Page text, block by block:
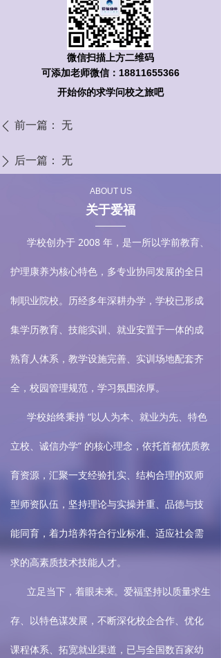
ꄴ 前一篇： 无
ꄲ 后一篇： 无
微信扫描上方二维码
可添加老师微信：18811655366
开始你的求学问校之旅吧
学校创办于 2008 年，是一所以学前教育、
护理康养为核心特色，多专业协同发展的全日
制职业院校。历经多年深耕办学，学校已形成
集学历教育、技能实训、就业安置于一体的成
熟育人体系，教学设施完善、实训场地配套齐
全，校园管理规范，学习氛围浓厚。
学校始终秉持 “以人为本、就业为先、特色
立校、诚信办学” 的核心理念，依托首都优质教
育资源，汇聚一支经验扎实、结构合理的双师
型师资队伍，坚持理论与实操并重、品德与技
能同育，着力培养符合行业标准、适应社会需
求的高素质技术技能人才。
立足当下，着眼未来。爱福坚持以质量求生
存、以特色谋发展，不断深化校企合作、优化
课程体系、拓宽就业渠道，已与全国数百家幼
ABOUT US
关于爱福